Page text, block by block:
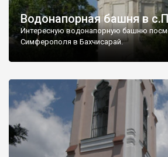
Водонапорная башня в
Интересную водонапорную башню
Симферополя в Бахчисарай.